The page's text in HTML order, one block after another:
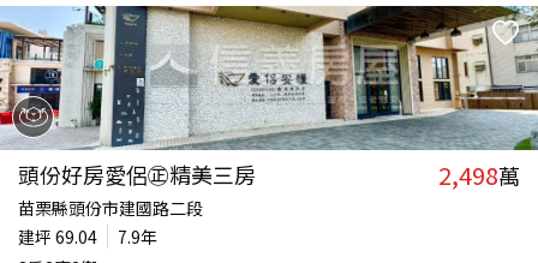
頭份好房愛侶㊣精美三房 2,498萬
苗栗縣頭份市建國路二段
建坪 69.04
7.9年